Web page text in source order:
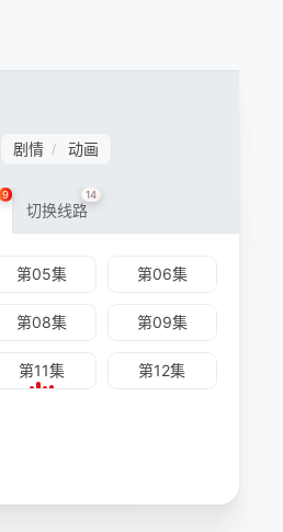
剧情 / 动画
9
切换线路
14
第05集 第06集
第08集 第09集
第11集 第12集